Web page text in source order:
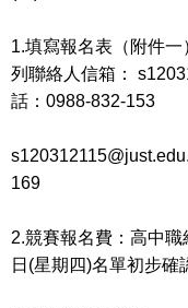
1.填寫報名表（附件
列聯絡人信箱：
話：0988-832-153
169
2.競賽報名費：高中
日(星期四)名單初步確